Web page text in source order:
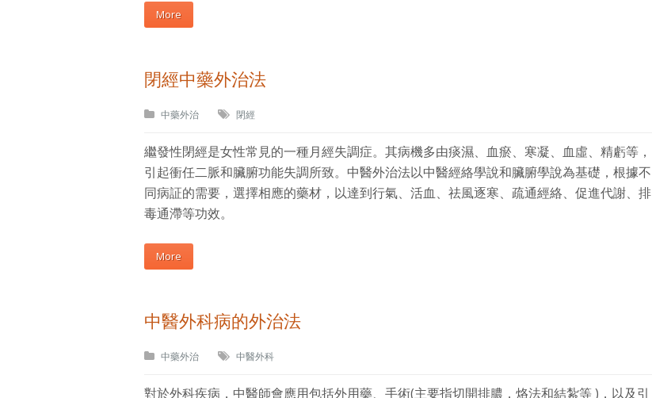
More
閉經中藥外治法
中藥外治 閉經
繼發性閉經是女性常見的一種月經失調症。其病機多由痰濕、血瘀、寒凝、血虛、精虧等，
引起衝任二脈和臟腑功能失調所致。中醫外治法以中醫經絡學說和臟腑學說為基礎，根據不
同病証的需要，選擇相應的藥材，以達到行氣、活血、祛風逐寒、疏通經絡、促進代謝、排
毒通滯等功效。
More
中醫外科病的外治法
中藥外治 中醫外科
對於外科疾病，中醫師會應用包括外用藥、手術(主要指切開排膿，烙法和結紮等 )，以及引